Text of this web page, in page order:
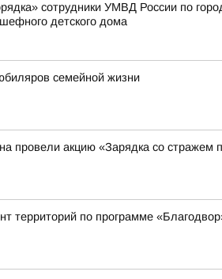
сотрудники УМВД России по
детского дома
семейной жизни
провели акцию «Зарядка со стражем
территорий по программе